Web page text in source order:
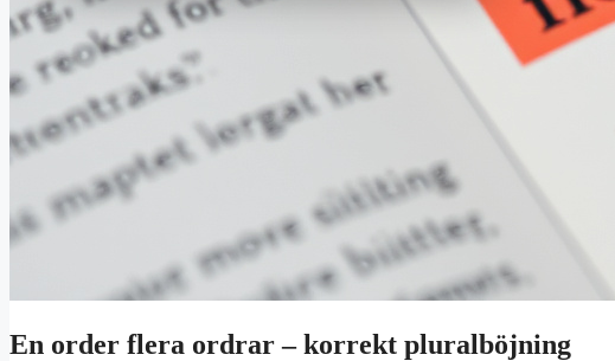
En order flera ordrar – korrekt pluralböjning